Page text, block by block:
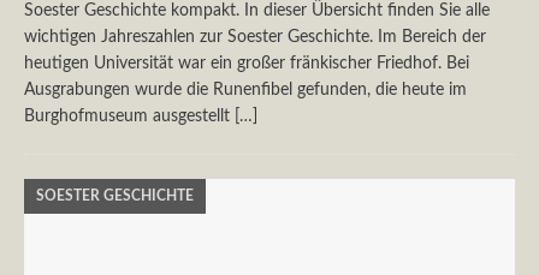
Soester Geschichte kompakt. In dieser Übersicht finden Sie alle
wichtigen Jahreszahlen zur Soester Geschichte. Im Bereich der
heutigen Universität war ein großer fränkischer Friedhof. Bei
Ausgrabungen wurde die Runenfibel gefunden, die heute im
Burghofmuseum ausgestellt
[…]
SOESTER GESCHICHTE